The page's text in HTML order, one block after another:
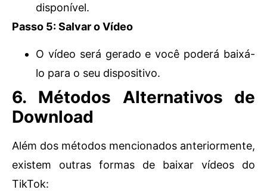
disponível.
Passo 5: Salvar o Vídeo
O vídeo será gerado e você poderá baixá-
lo para o seu dispositivo.
6.
Métodos Alternativos de
Download
Além dos métodos mencionados anteriormente,
existem outras formas de baixar vídeos do
TikTok: